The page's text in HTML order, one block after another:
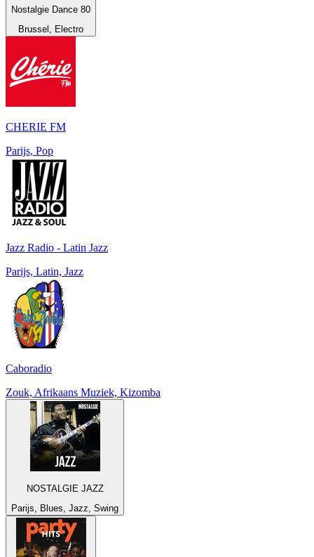
Nostalgie Dance 80
Brussel, Electro
CHERIE FM
Parijs, Pop
Jazz Radio - Latin Jazz
Parijs, Latin, Jazz
Caboradio
Zouk, Afrikaans Muziek, Kizomba
NOSTALGIE JAZZ
Parijs, Blues, Jazz, Swing